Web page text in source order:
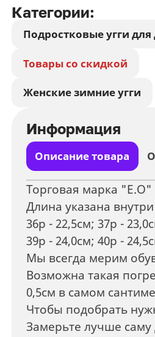
Категории:
Подростковые угги
Товары со скидкой
Женские зимние угги
Информация
Описание товара
Торговая марка "Е.О"
Длина указана
36р - 22,5см; 37р -
39р - 24,0см; 40р -
Мы всегда мерим
Возможна такая
0,5см в самом
Чтобы подобрать
Замерьте лучше саму